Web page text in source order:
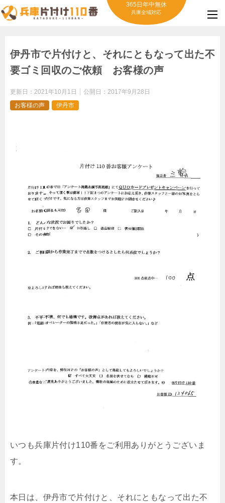
365日年中無休
兵庫全域対応
伊丹市で片付けと、それにともなって出た不
要ゴミ回収のご依頼 お客様の声
更新日： 2021年10月1日 公開日： 2017年9月28日
お客様の声
伊丹市
いつも兵庫片付け110番をご利用ありがとうございま
す。
本日は、伊丹市で片付けと、それにともなって出た不